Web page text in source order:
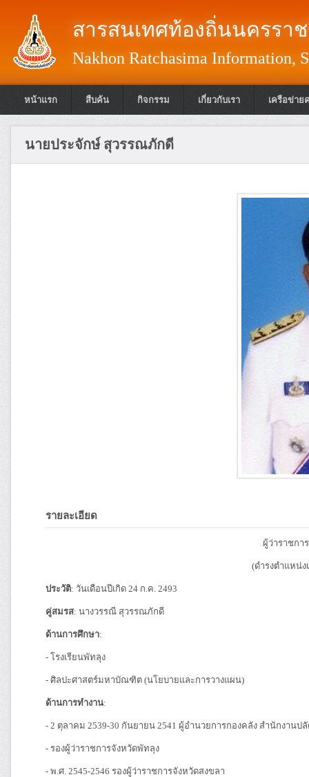
สารสนเทศท้องถิ่นนครรา
Nakhon Ratchasima Information,
หน้าแรก สืบค้น กิจกรรม เกี่ยวกับเรา เครือข่าย
นายประจักษ์ สุวรรณภักดี
รายละเอียด
ผู้ว่าราชกา
(ดำรงตำแหน่ง
ประวัติ: วันเดือนปีเกิด 24 ก.ค. 2493
คู่สมรส: นางวรรณี สุวรรณภักดี
ด้านการศึกษา:
- โรงเรียนพัทลุง
- ศิลปะศาสตร์มหาบัณฑิต (นโยบายและการวางแผน)
ด้านการทำงาน:
- 2 ตุลาคม 2539-30 กันยายน 2541 ผู้อำนวยการกองคลัง สำนักงานป
- รองผู้ว่าราชการจังหวัดพัทลุง
- พ.ศ. 2545-2546 รองผู้ว่าราชการจังหวัดสงขลา